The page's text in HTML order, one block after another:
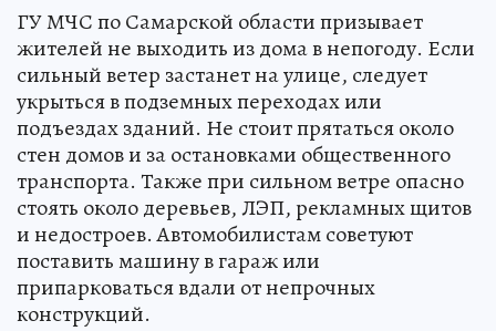
ГУ МЧС по Самарской области призывает
жителей не выходить из дома в непогоду. Если
сильный ветер застанет на улице, следует
укрыться в подземных переходах или
подъездах зданий. Не стоит прятаться около
стен домов и за остановками общественного
транспорта. Также при сильном ветре опасно
стоять около деревьев, ЛЭП, рекламных щитов
и недостроев. Автомобилистам советуют
поставить машину в гараж или
припарковаться вдали от непрочных
конструкций.